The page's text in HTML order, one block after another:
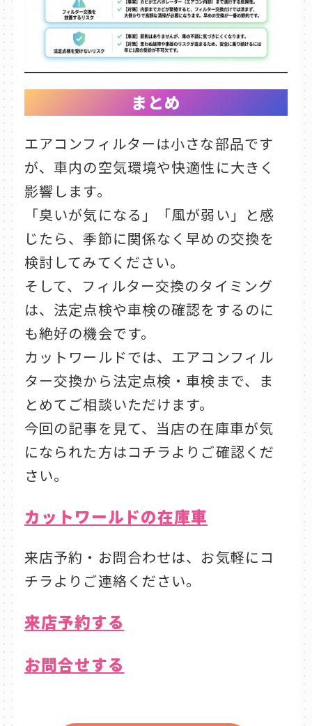
まとめ
エアコンフィルターは小さな部品です
が、車内の空気環境や快適性に大きく
影響します。
「臭いが気になる」「風が弱い」と感
じたら、季節に関係なく早めの交換を
検討してみてください。
そして、フィルター交換のタイミング
は、法定点検や車検の確認をするのに
も絶好の機会です。
カットワールドでは、エアコンフィル
ター交換から法定点検・車検まで、ま
とめてご相談いただけます。
今回の記事を見て、当店の在庫車が気
になられた方はコチラよりご確認くだ
さい。
カットワールドの在庫車
来店予約・お問合わせは、お気軽にコ
チラよりご連絡ください。
来店予約する
お問合せする